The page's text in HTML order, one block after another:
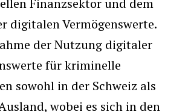
Finanzsektor und dem
digitalen Vermögenswerte.
der Nutzung digitaler
für kriminelle
sowohl in der Schweiz als
wobei es sich in den